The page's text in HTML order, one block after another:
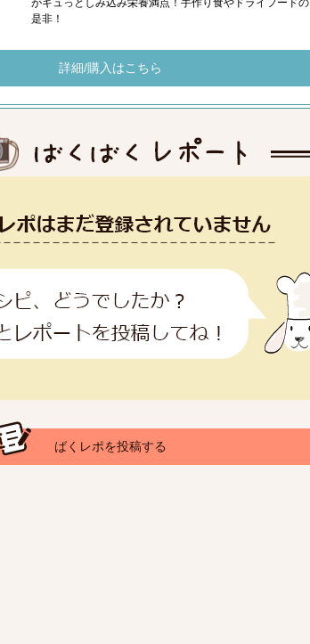
がギュっとしみ込み栄養満点！手作り食やドライフード
是非！
詳細/購入はこちら
ばくレポを投稿する